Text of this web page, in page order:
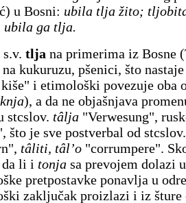
u Bosni: ubila tlja žito;
ubila ga tlja.
tlja na primerima iz Bosne
kukuruzu, pšenici, što
i etimološki povezuje oba
), a da ne objašnjava
stcslov. tâlja "Verwesung",
što je sve postverbal od stcslov.
tâliti, tâl’o "corrumpere".
li i tonja sa prevojem dolazi
pretpostavke ponavlja u
zaključak proizlazi i iz šture